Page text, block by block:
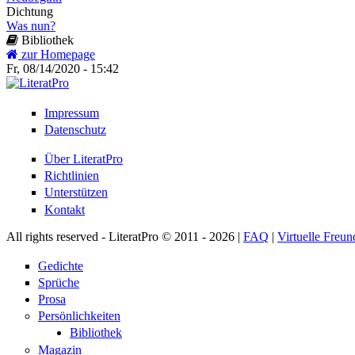
Dichtung
Was nun?
Bibliothek
zur Homepage
Fr, 08/14/2020 - 15:42
Impressum
Datenschutz
Über LiteratPro
Richtlinien
Unterstützen
Kontakt
All rights reserved - LiteratPro © 2011 - 2026 | FAQ | Virtuelle
Gedichte
Sprüche
Prosa
Persönlichkeiten
Bibliothek
Magazin